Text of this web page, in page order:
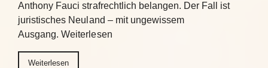
Anthony Fauci strafrechtlich belangen. Der Fall ist
juristisches Neuland – mit ungewissem
Ausgang. Weiterlesen
Weiterlesen